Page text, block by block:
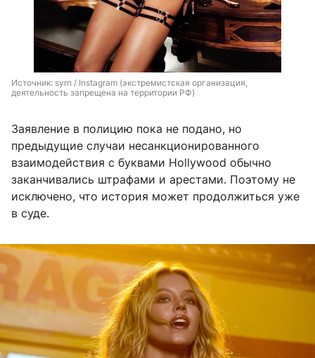
Источник: syrn / Instagram (экстремистская организация,
деятельность запрещена на территории РФ)
Заявление в полицию пока не подано, но
предыдущие случаи несанкционированного
взаимодействия с буквами Hollywood обычно
заканчивались штрафами и арестами. Поэтому не
исключено, что история может продолжиться уже
в суде.